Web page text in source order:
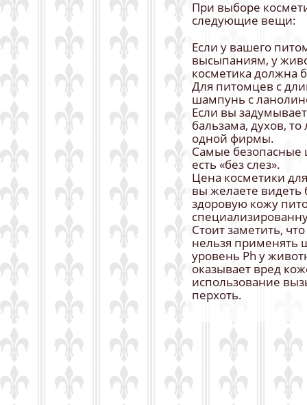
При выборе
следующие вещи:
Если у вашего
высыпаниям, у
косметика должна
Для питомцев с
шампунь с
Если вы
бальзама, духов,
одной фирмы.
Самые безопасные
есть «без слез».
Цена косметики
вы желаете
здоровую кожу
Стоит заметить,
нельзя применять
уровень Ph у
оказывает вред
использование
перхоть.